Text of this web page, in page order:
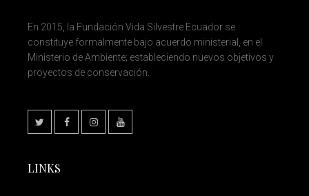
En 2015, la Fundación Vida Silvestre Ecuador se
constituye formalmente bajo acuerdo ministerial, en el
Ministerio de Ambiente; estableciendo nuevos objetivos y
proyectos de conservación.
LINKS